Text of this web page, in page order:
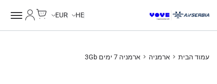
HE
EUR
עמוד הבית ארמניה ארמניה 7 ימים 3Gb